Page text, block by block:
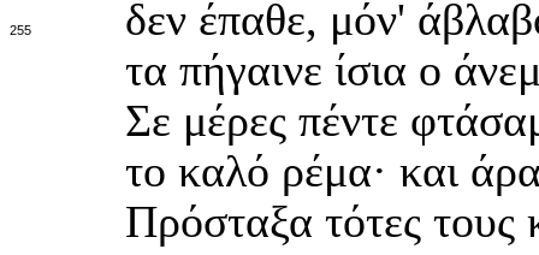
255
δεν έπαθε, μόν'
τα πήγαινε ίσια ο
Σε μέρες πέντε
το καλό ρέμα· και
Πρόσταξα τότες